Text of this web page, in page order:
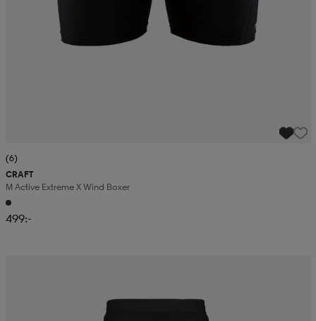
(6)
CRAFT
M Active Extreme X Wind Boxer
499:-